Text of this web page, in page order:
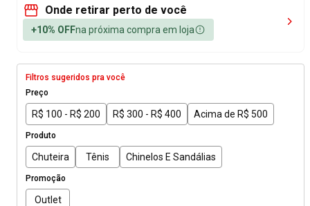
Onde retirar perto de você
+10% OFFna próxima compra em loja
Filtros sugeridos pra você
Preço
R$ 100 - R$ 200 R$ 300 - R$ 400 Acima de R$ 500
Produto
Chuteira Tênis Chinelos E Sandálias
Promoção
Outlet